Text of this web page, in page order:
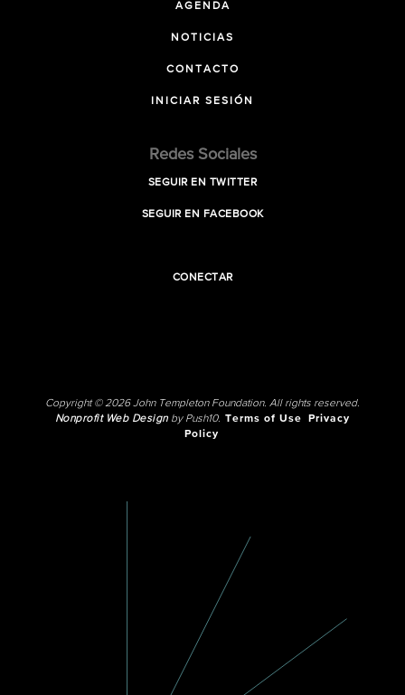
AGENDA
NOTICIAS
CONTACTO
INICIAR SESIÓN
Redes Sociales
SEGUIR EN TWITTER
SEGUIR EN FACEBOOK
CONECTAR
Copyright © 2026 John Templeton Foundation. All rights reserved.
Nonprofit Web Designby Push10. Terms of Use
Privacy
Policy